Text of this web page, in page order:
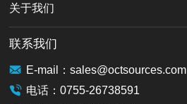
关于我们
联系我们
E-mail：sales@octsources.com
电话：0755-26738591